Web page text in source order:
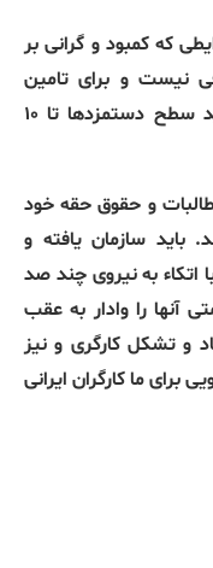
که کمبود و گرانی بر
نیست و برای تامین
هزینه معیشت یک خانواده کارگری باید سطح دستمزدها تا ۱۰
مطالبات و حقوق حقه خود
باید سازمان یافته و
اتکاء به نیروی چند صد
آنها را وادار به عقب
و تشکل کارگری و نیز
برای ما کارگران ایرانی